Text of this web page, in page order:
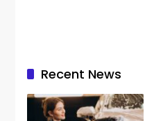
Recent News